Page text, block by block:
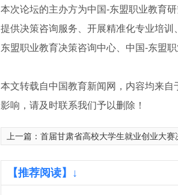
本次论坛的主办方为中国-东盟职业教育
提供决策咨询服务、开展精准化专业培
东盟职业教育决策咨询中心、中国-东盟
本文转载自中国教育新闻网，内容均来
影响，请及时联系我们予以删除！
上一篇： 首届甘肃省高校大学生就业创业大赛决赛
【推荐阅读】↓